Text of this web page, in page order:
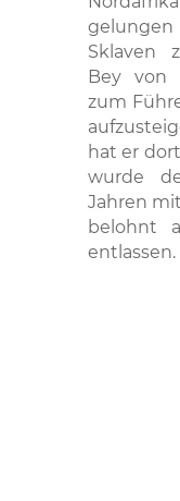
gelungen
Sklaven
Bey von
zum
hat er
wurde
Jahren
belohnt
entlassen.